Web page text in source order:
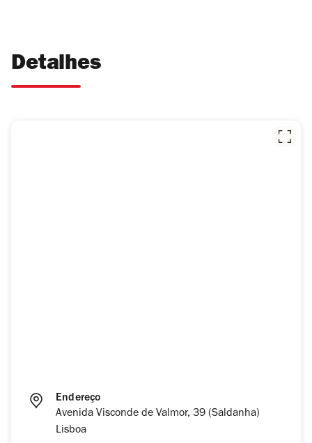
Detalhes
Endereço
Avenida Visconde de Valmor, 39 (Saldanha)
Lisboa